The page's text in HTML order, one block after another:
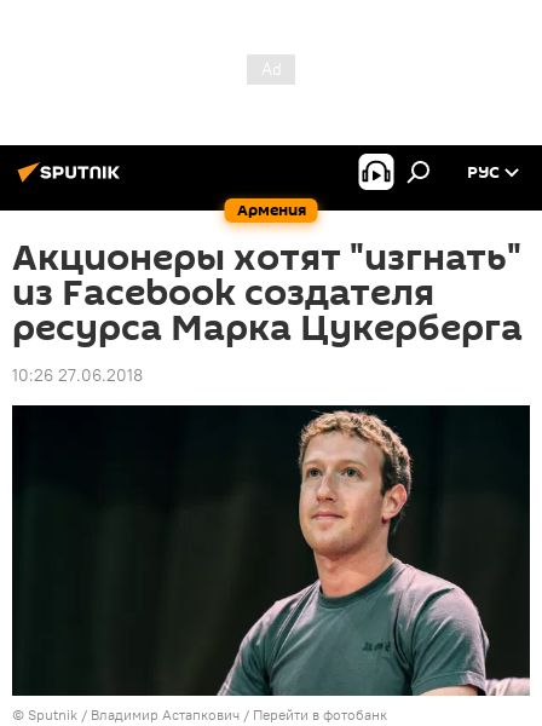
Армения
РУС
Акционеры хотят "изгнать"
из Facebook создателя
ресурса Марка Цукерберга
10:26 27.06.2018
© Sputnik / Владимир Астапкович / Перейти в фотобанк